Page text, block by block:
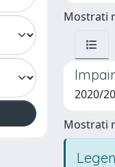
Mostrati
2020/
Mostrati